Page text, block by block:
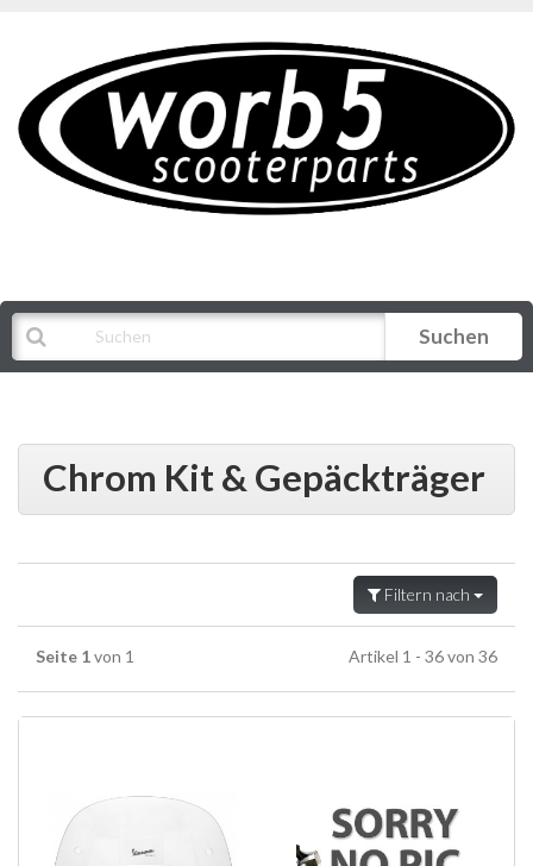
Suchen
Chrom Kit & Gepäckträger
Filtern nach
Seite 1von 1 Artikel 1 - 36 von 36